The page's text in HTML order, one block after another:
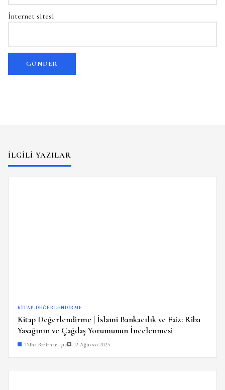
İnternet sitesi
İLGILI YAZILAR
KITAP-DEĞERLENDIRME
Kitap Değerlendirme | İslami Bankacılık ve Faiz: Riba
Yasağının ve Çağdaş Yorumunun İncelenmesi
Talha Bedirhan Işık 12 Ağustos 2025